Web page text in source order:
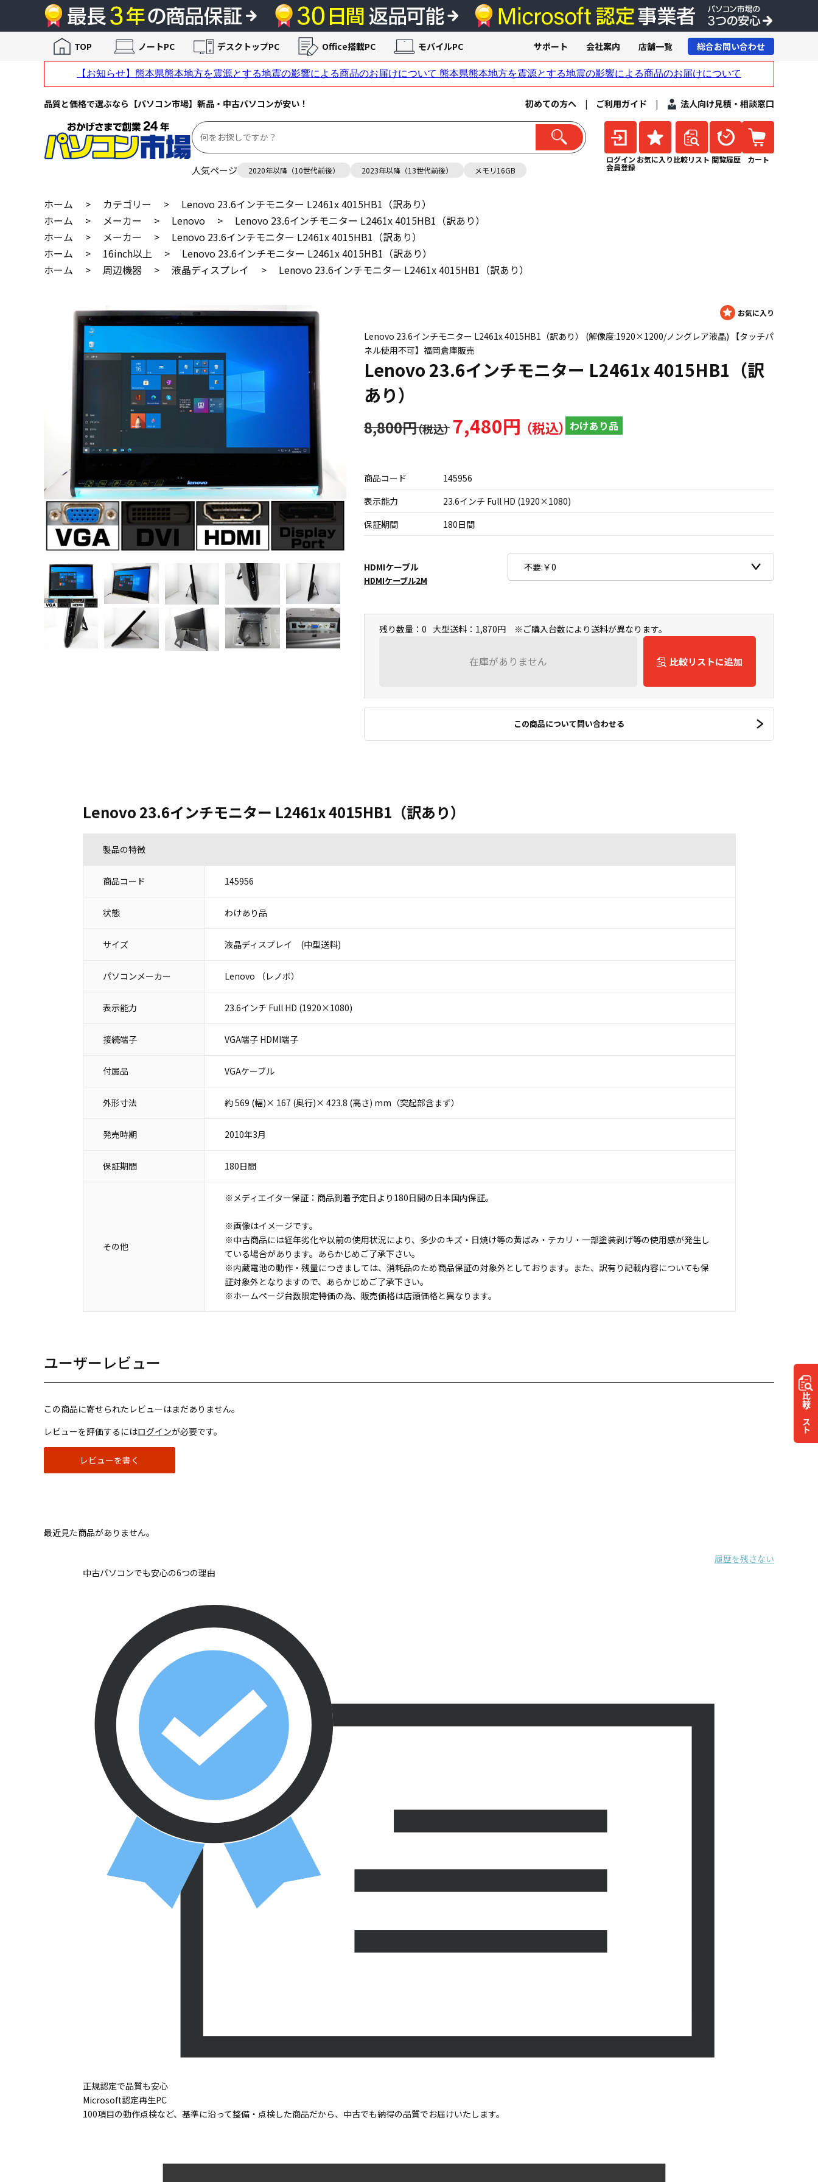
品質と価格で選ぶなら【パソコン市場】新品・中古パソコンが安い！ 初めての方へ | ご利用ガイド | 法人向け見積・相談窓口
人気ページ 2020年以降（10世代前後） 2023年以降（13世代前後） メモリ16GB
ログイン
会員登録
お気に入り 比較リスト 閲覧履歴 カート
TOP ノートPC デスクトップPC Office搭載PC モバイルPC サポート 会社案内 店舗一覧 総合お問い合わせ
ホーム > カテゴリー >
Lenovo 23.6インチモニター L2461x 4015HB1（訳あり）
ホーム
> メーカー > Lenovo >
Lenovo 23.6インチモニター L2461x 4015HB1（訳あり）
ホーム
> メーカー >
Lenovo 23.6インチモニター L2461x 4015HB1（訳あり）
ホーム
> 16inch以上 >
Lenovo 23.6インチモニター L2461x 4015HB1（訳あり）
ホーム
> 周辺機器 > 液晶ディスプレイ > Lenovo 23.6インチモニター L2461x 4015HB1（訳あり）
Lenovo 23.6インチモニター L2461x 4015HB1（訳あり） (解像度:1920×1200/ノングレア液晶) 【タッチパ
ネル使用不可】福岡倉庫販売
Lenovo 23.6インチモニター L2461x 4015HB1（訳
あり）
7,480円 わけあり品
8,800円
商品コード
145956
表示能力
23.6インチ Full HD (1920×1080)
保証期間
180日間
HDMIケーブル
HDMIケーブル2M
残り数量：0 大型送料：1,870円 ※ご購入台数により送料が異なります。
在庫がありません 比較リストに追加
この商品について問い合わせる
比較
リスト
Lenovo 23.6インチモニター L2461x 4015HB1（訳あり）
製品の特徴
商品コード 145956
状態 わけあり品
サイズ 液晶ディスプレイ (中型送料)
パソコンメーカー Lenovo （レノボ）
表示能力 23.6インチ Full HD (1920×1080)
接続端子 VGA端子 HDMI端子
付属品 VGAケーブル
外形寸法 約 569 (幅)× 167 (奥行)× 423.8 (高さ) mm（突起部含まず）
発売時期 2010年3月
保証期間 180日間
その他
※メディエイター保証：商品到着予定日より180日間の日本国内保証。
※画像はイメージです。
※中古商品には経年劣化や以前の使用状況により、多少のキズ・日焼け等の黄ばみ・テカリ・一部塗装剥げ等の使用感が発生し
ている場合があります。あらかじめご了承下さい。
※内蔵電池の動作・残量につきましては、消耗品のため商品保証の対象外としております。また、訳有り記載内容についても保
証対象外となりますので、あらかじめご了承下さい。
※ホームページ台数限定特価の為、販売価格は店頭価格と異なります。
ユーザーレビュー
この商品に寄せられたレビューはまだありません。
レビューを評価するにはログインが必要です。
レビューを書く
最近見た商品がありません。
履歴を残さない
中古パソコンでも安心の6つの理由
正規認定で品質も安心
Microsoft認定再生PC
100項目の動作点検など、基準に沿って整備・点検した商品だから、中古でも納得の品質でお届けいたします。